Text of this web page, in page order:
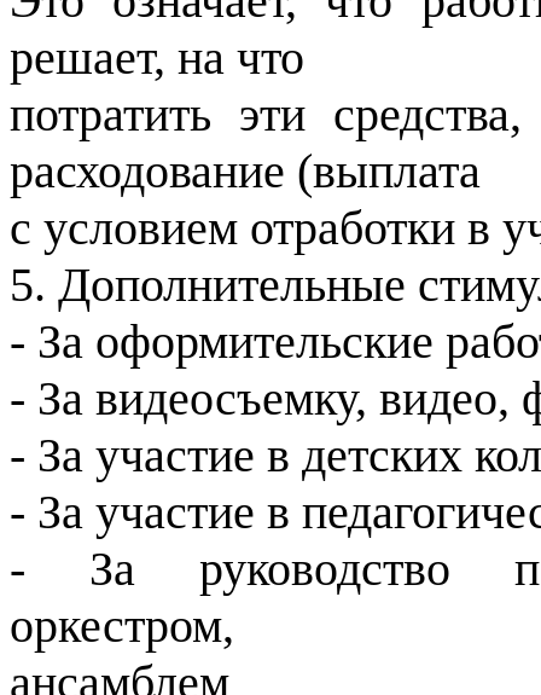
решает, на что
потратить эти
расходование (выплата
с условием отработки в
5. Дополнительные
- За оформительские
- За видеосъемку,
- За участие в детских
- За участие в
- За руководство
оркестром,
ансамблем